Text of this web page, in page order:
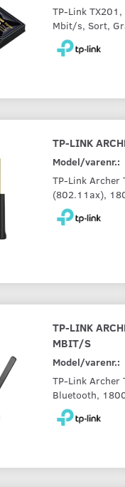
TP-Link
Mbit/s, Sort,
TP-LINK
Model/varenr.:
TP-Link Archer
(802.11ax),
TP-LINK
MBIT/S
Model/varenr.:
TP-Link Archer
Bluetooth,